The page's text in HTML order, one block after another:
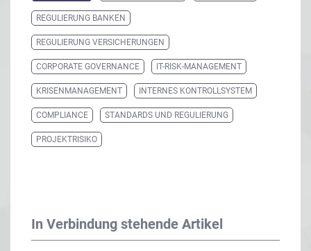
REGULIERUNG BANKEN
REGULIERUNG VERSICHERUNGEN
CORPORATE GOVERNANCE IT-RISK-MANAGEMENT
KRISENMANAGEMENT INTERNES KONTROLLSYSTEM
COMPLIANCE STANDARDS UND REGULIERUNG
PROJEKTRISIKO
In Verbindung stehende Artikel